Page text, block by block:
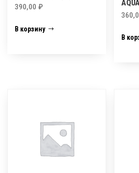
390,00 ₽
В корзину
В